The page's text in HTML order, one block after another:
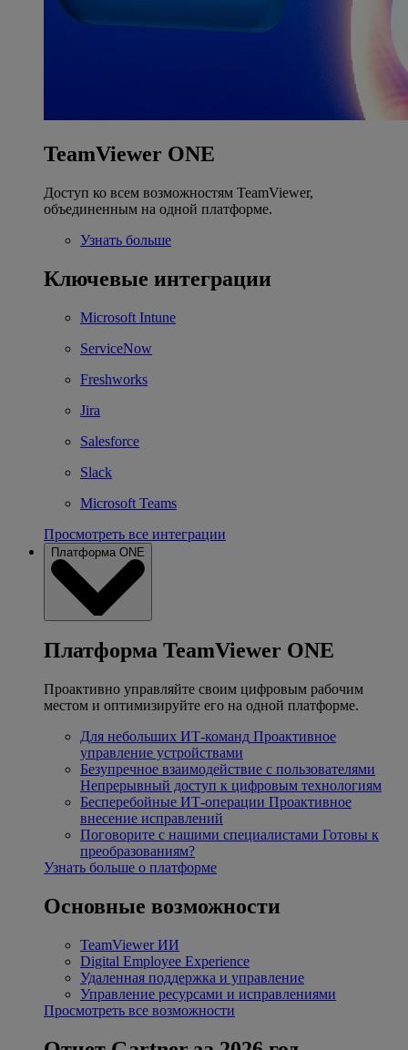
TeamViewer ONE
Доступ ко всем возможностям TeamViewer,
объединенным на одной платформе.
Узнать больше
Ключевые интеграции
Microsoft Intune
ServiceNow
Freshworks
Jira
Salesforce
Slack
Microsoft Teams
Просмотреть все интеграции
Платформа ONE
Платформа TeamViewer ONE
Проактивно управляйте своим цифровым рабочим
местом и оптимизируйте его на одной платформе.
Для небольших ИТ-команд Проактивное
управление устройствами
Безупречное взаимодействие с пользователями
Непрерывный доступ к цифровым технологиям
Бесперебойные ИТ-операции Проактивное
внесение исправлений
Поговорите с нашими специалистами Готовы к
преобразованиям?
Узнать больше о платформе
Основные возможности
TeamViewer ИИ
Digital Employee Experience
Удаленная поддержка и управление
Управление ресурсами и исправлениями
Просмотреть все возможности